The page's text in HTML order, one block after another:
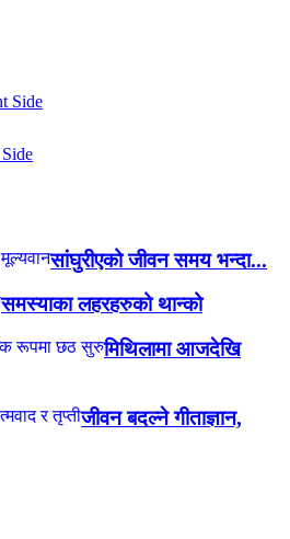
सांघुरीएको जीवन समय भन्दा...
समस्याका लहरहरुको थान्को
मिथिलामा आजदेखि
जीवन बदल्ने गीताज्ञान,